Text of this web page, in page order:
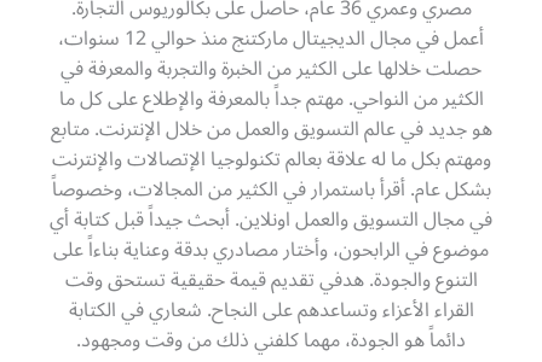
أعمل في مجال الديجيتال ماركتنج منذ حوالي 12 سنوات،
حصلت خلالها على الكثير من الخبرة والتجربة والمعرفة في
الكثير من النواحي. مهتم جداً بالمعرفة والإطلاع على كل ما
هو جديد في عالم التسويق والعمل من خلال الإنترنت. متابع
ومهتم بكل ما له علاقة بعالم تكنولوجيا الإتصالات والإنترنت
بشكل عام. أقرأ باستمرار في الكثير من المجالات، وخصوصاً
في مجال التسويق والعمل اونلاين. أبحث جيداً قبل كتابة أي
موضوع في الرابحون، وأختار مصادري بدقة وعناية بناءاً على
التنوع والجودة. هدفي تقديم قيمة حقيقية تستحق وقت
القراء الأعزاء وتساعدهم على النجاح. شعاري في الكتابة
دائماً هو الجودة، مهما كلفني ذلك من وقت ومجهود.